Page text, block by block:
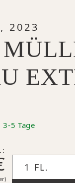
2023
5 Tage
30,60 €* pro 1 Liter